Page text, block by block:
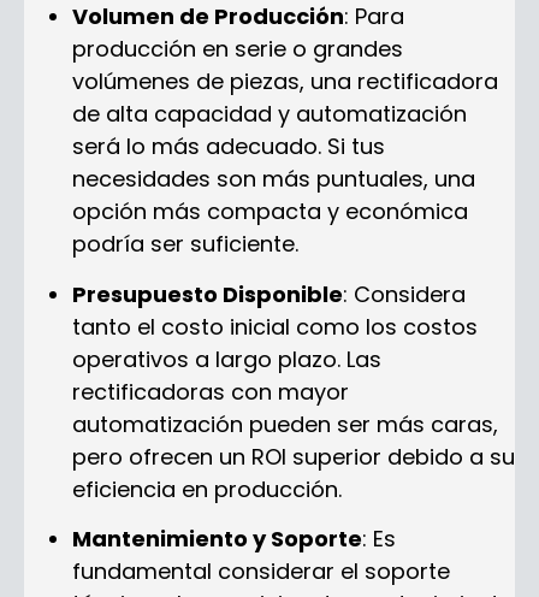
Volumen de Producción: Para
producción en serie o grandes
volúmenes de piezas, una rectificadora
de alta capacidad y automatización
será lo más adecuado. Si tus
necesidades son más puntuales, una
opción más compacta y económica
podría ser suficiente.
Presupuesto Disponible: Considera
tanto el costo inicial como los costos
operativos a largo plazo. Las
rectificadoras con mayor
automatización pueden ser más caras,
pero ofrecen un ROI superior debido a su
eficiencia en producción.
Mantenimiento y Soporte: Es
fundamental considerar el soporte